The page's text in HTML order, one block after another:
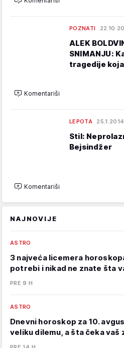
POZNATI
ALEK
SNIMANJU:
tragedije
Komentariši
LEPOTA
Stil:
Bejsindžer
Komentariši
NAJNOVIJE
ASTRO
3 najveća licemera
potrebi i nikad ne znate šta
PRE 9 H
ASTRO
Dnevni horoskop za 10.
veliku dilemu, a šta čeka vaš